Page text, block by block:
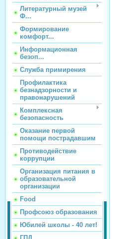
Литературный музей
Ф...
Формирование
комфорт...
Информационная
безоп...
Служба примирения
Профилактика
безнадзорности и
правонарушений
Комплексная
безопасность
Оказание первой
помощи пострадавшим
Противодействие
коррупции
Организация питания в
образовательной
организации
Food
Профсоюз образования
Юбилей школы - 40 лет!